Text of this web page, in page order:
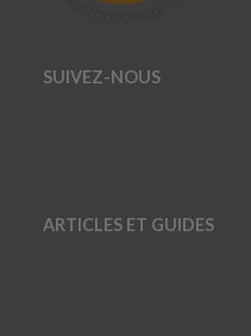
SUIVEZ-NOUS
ARTICLES ET GUIDES